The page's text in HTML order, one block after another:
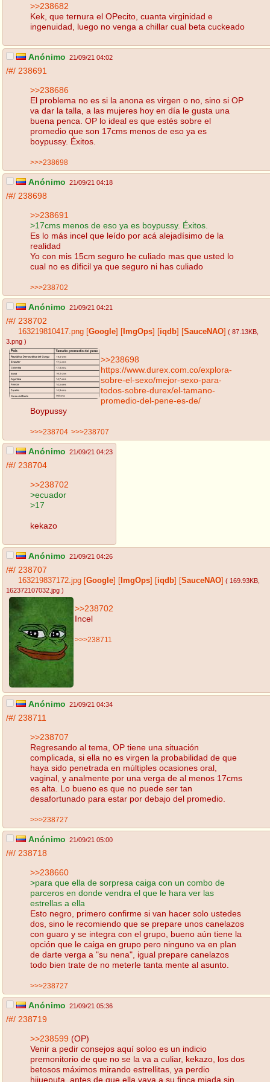
>>238682
Kek, que ternura el OPecito, cuanta virginidad e
ingenuidad, luego no venga a chillar cual beta cuckeado
Anónimo 21/09/21 04:02
/#/ 238691
>>238686
El problema no es si la anona es virgen o no, sino si OP
va dar la talla, a las mujeres hoy en día le gusta una
buena penca. OP lo ideal es que estés sobre el
promedio que son 17cms menos de eso ya es
boypussy. Éxitos.
>>>238698
Anónimo 21/09/21 04:18
/#/ 238698
>>238691
>17cms menos de eso ya es boypussy. Éxitos.
Es lo más incel que leído por acá alejadísimo de la
realidad
Yo con mis 15cm seguro he culiado mas que usted lo
cual no es dìficil ya que seguro ni has culiado
>>>238702
Anónimo 21/09/21 04:21
/#/ 238702
163219810417.png Google ImgOps iqdb SauceNAO ( 87.13KB
3.png )
>>238698
https://www.durex.com.co/explora-
sobre-el-sexo/mejor-sexo-para-
todos-sobre-durex/el-tamano-
promedio-del-pene-es-de/
Boypussy
>>>238704 >>>238707
Anónimo 21/09/21 04:23
/#/ 238704
>>238702
>ecuador
>17
kekazo
Anónimo 21/09/21 04:26
/#/ 238707
163219837172.jpg Google ImgOps iqdb SauceNAO ( 169.93KB
162372107032.jpg )
>>238702
Incel
>>>238711
Anónimo 21/09/21 04:34
/#/ 238711
>>238707
Regresando al tema, OP tiene una situación
complicada, si ella no es virgen la probabilidad de que
haya sido penetrada en múltiples ocasiones oral,
vaginal, y analmente por una verga de al menos 17cms
es alta. Lo bueno es que no puede ser tan
desafortunado para estar por debajo del promedio.
>>>238727
Anónimo 21/09/21 05:00
/#/ 238718
>>238660
>para que ella de sorpresa caiga con un combo de
parceros en donde vendra el que le hara ver las
estrellas a ella
Esto negro, primero confirme si van hacer solo ustedes
dos, sino le recomiendo que se prepare unos canelazos
con guaro y se integra con el grupo, bueno aún tiene la
opción que le caiga en grupo pero ninguno va en plan
de darte verga a "su nena", igual prepare canelazos
todo bien trate de no meterle tanta mente al asunto.
>>>238727
Anónimo 21/09/21 05:36
/#/ 238719
>>238599 (OP)
Venir a pedir consejos aquí soloo es un indicio
premonitorio de que no se la va a culiar, kekazo, los dos
betosos máximos mirando estrellitas, ya perdio
hijueputa, antes de que ella vaya a su finca miada sin